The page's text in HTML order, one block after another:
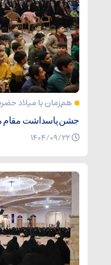
هم‌زمان با میلاد
جشن پاسداشت مقام